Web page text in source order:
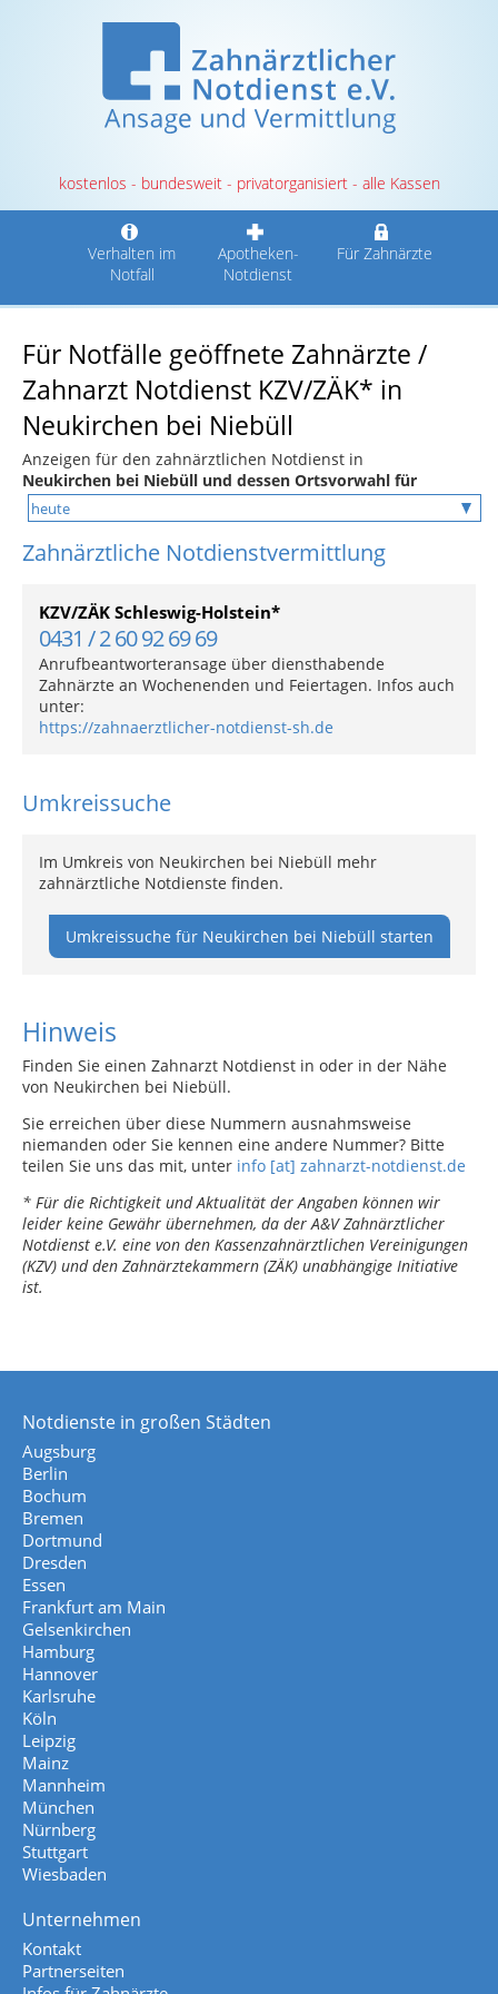
kostenlos - bundesweit - privatorganisiert - alle Kassen
Verhalten im
Notfall
Apotheken-
Notdienst
Für Zahnärzte
Für Notfälle geöffnete Zahnärzte /
Zahnarzt Notdienst KZV/ZÄK* in
Neukirchen bei Niebüll
Anzeigen für den zahnärztlichen Notdienst in
Neukirchen bei Niebüll und dessen Ortsvorwahl für
Zahnärztliche Notdienstvermittlung
KZV/ZÄK Schleswig-Holstein*
0431 / 2 60 92 69 69
Anrufbeantworteransage über diensthabende
Zahnärzte an Wochenenden und Feiertagen. Infos auch
unter:
https://zahnaerztlicher-notdienst-sh.de
Umkreissuche
Im Umkreis von Neukirchen bei Niebüll mehr
zahnärztliche Notdienste finden.
Umkreissuche für Neukirchen bei Niebüll starten
Hinweis
Finden Sie einen Zahnarzt Notdienst in oder in der Nähe
von Neukirchen bei Niebüll.
Sie erreichen über diese Nummern ausnahmsweise
niemanden oder Sie kennen eine andere Nummer? Bitte
teilen Sie uns das mit, unter info [at] zahnarzt-notdienst.de
* Für die Richtigkeit und Aktualität der Angaben können wir
leider keine Gewähr übernehmen, da der A&V Zahnärztlicher
Notdienst e.V. eine von den Kassenzahnärztlichen Vereinigungen
(KZV) und den Zahnärztekammern (ZÄK) unabhängige Initiative
ist.
Notdienste in großen Städten
Augsburg
Berlin
Bochum
Bremen
Dortmund
Dresden
Essen
Frankfurt am Main
Gelsenkirchen
Hamburg
Hannover
Karlsruhe
Köln
Leipzig
Mainz
Mannheim
München
Nürnberg
Stuttgart
Wiesbaden
Unternehmen
Kontakt
Partnerseiten